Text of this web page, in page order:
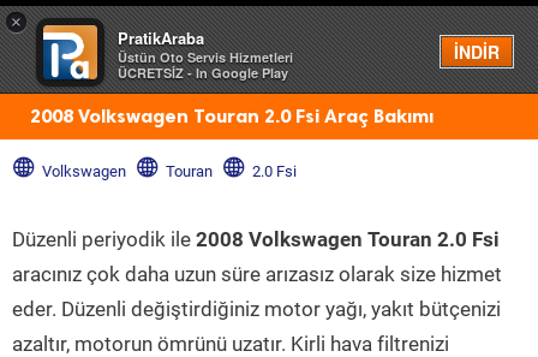
×
PratikAraba
Üstün Oto Servis Hizmetleri
ÜCRETSİZ - In Google Play
İNDİR
Menü
2008 Volkswagen Touran 2.0 Fsi Araç Bakımı
Volkswagen Touran 2.0 Fsi
Düzenli periyodik ile 2008 Volkswagen Touran 2.0 Fsi
aracınız çok daha uzun süre arızasız olarak size hizmet
eder. Düzenli değiştirdiğiniz motor yağı, yakıt bütçenizi
azaltır, motorun ömrünü uzatır. Kirli hava filtrenizi